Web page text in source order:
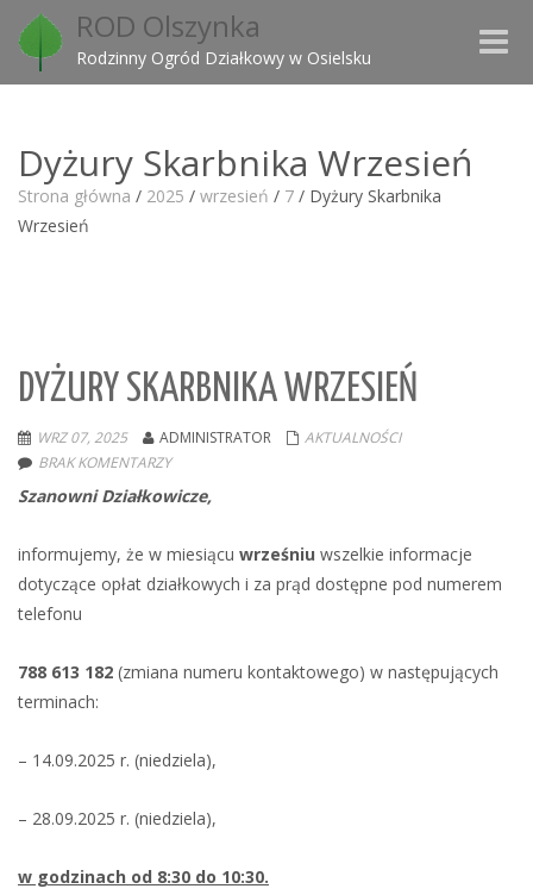
ROD Olszynka
Rodzinny Ogród Działkowy w Osielsku
Toggle
Dyżury Skarbnika Wrzesień
Strona główna / 2025 / wrzesień / 7 / Dyżury Skarbnika
Wrzesień
DYŻURY SKARBNIKA WRZESIEŃ
WRZ 07, 2025 ADMINISTRATOR
AKTUALNOŚCI
BRAK KOMENTARZY
Szanowni Działkowicze,
informujemy, że w miesiącu wrześniu wszelkie informacje
dotyczące opłat działkowych i za prąd dostępne pod numerem
telefonu
788 613 182 (zmiana numeru kontaktowego) w następujących
terminach:
– 14.09.2025 r. (niedziela),
– 28.09.2025 r. (niedziela),
w godzinach od 8:30 do 10:30.